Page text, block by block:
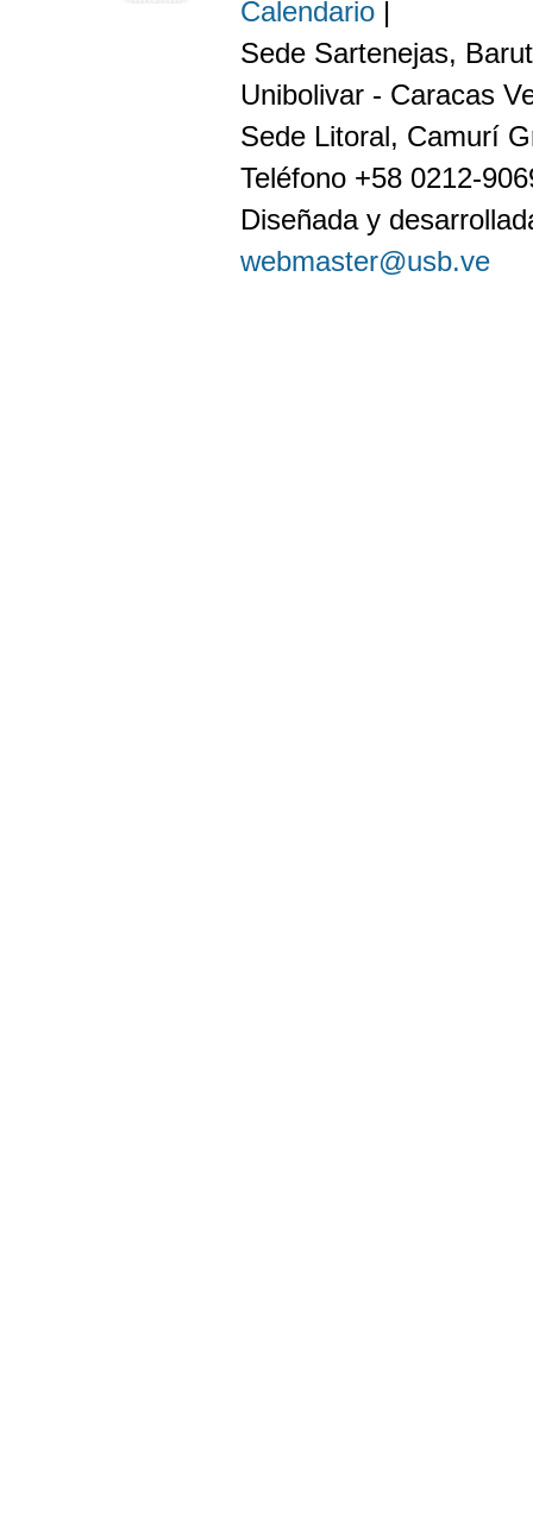
Calendario|
Sede Sartenejas,
Unibolivar - Caracas
Sede Litoral, Camurí
Teléfono +58 0212-
Diseñada y
webmaster@usb.ve